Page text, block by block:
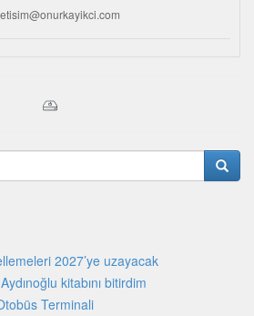
2027’ye uzayacak
kitabını bitirdim
Terminali